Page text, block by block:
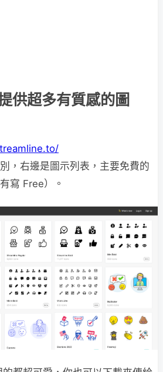
供超多有質感的圖
，右邊是圖示列表，主要免費的
寫 Free）。